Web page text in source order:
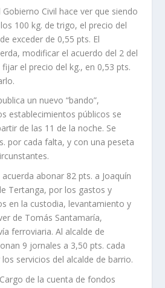
Gobierno Civil hace ver que siendo
100 kg. de trigo, el precio del
exceder de 0,55 pts. El
modificar el acuerdo del 2 del
el precio del kg., en 0,53 pts.
un nuevo “bando”,
establecimientos públicos se
de las 11 de la noche. Se
por cada falta, y con una peseta
acuerda abonar 82 pts. a Joaquín
Tertanga, por los gastos y
en la custodia, levantamiento y
de Tomás Santamaría,
ferroviaria. Al alcalde de
9 jornales a 3,50 pts. cada
servicios del alcalde de barrio.
de la cuenta de fondos